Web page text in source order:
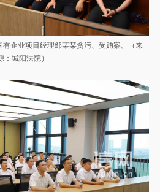
企业项目经理邹某某贪污、受贿案。（来
：城阳法院）